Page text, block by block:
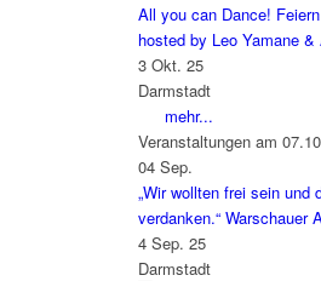
All you can Dance!
hosted by Leo Yamane
3 Okt. 25
Darmstadt
mehr...
Veranstaltungen am
04 Sep.
„Wir wollten frei sein und
verdanken.“ Warschauer
4 Sep. 25
Darmstadt